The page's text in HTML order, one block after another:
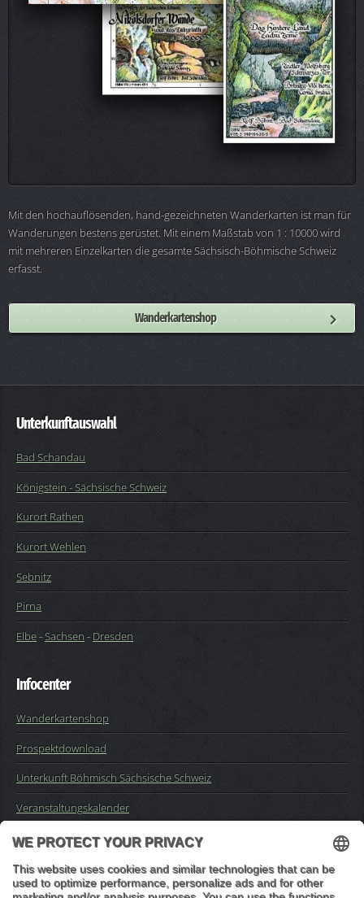
Mit den hochauflösenden, hand-gezeichneten Wanderkarten ist man für
Wanderungen bestens gerüstet. Mit einem Maßstab von 1 : 10000 wird
mit mehreren Einzelkarten die gesamte Sächsisch-Böhmische Schweiz
erfasst.
Wanderkartenshop
Unterkunftauswahl
Bad Schandau
Königstein - Sächsische Schweiz
Kurort Rathen
Kurort Wehlen
Sebnitz
Pirna
Elbe-Sachsen - Dresden
Infocenter
Wanderkartenshop
Prospektdownload
Unterkunft Böhmisch Sächsische Schweiz
Veranstaltungskalender
Impressum